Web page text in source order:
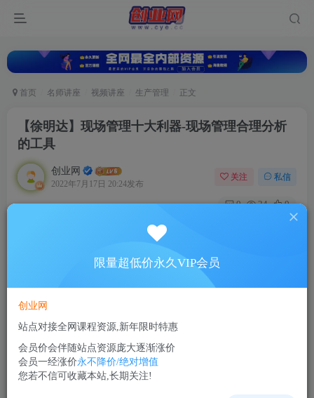
首页 名师讲座 视频讲座 生产管理 正文
【徐明达】现场管理十大利器-现场管理合理分析
的工具
创业网
2022年7月17日 20:24发布
关注 私信
0 24 0
【徐明达】现场管理十大利器-现场管理合理分析的工具
此内容为付费资源，请付费后查看
5
立即购买
您当前未登录！建议登陆后购买，可保存购买订单
限量超低价永久VIP会员
创业网
站点对接全网课程资源,新年限时特惠
会员价会伴随站点资源庞大逐渐涨价
会员一经涨价永不降价/绝对增值
您若不信可收藏本站,长期关注!